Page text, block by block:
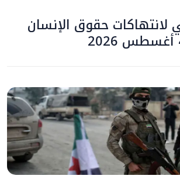
لانتهاكات حقوق الإنسان